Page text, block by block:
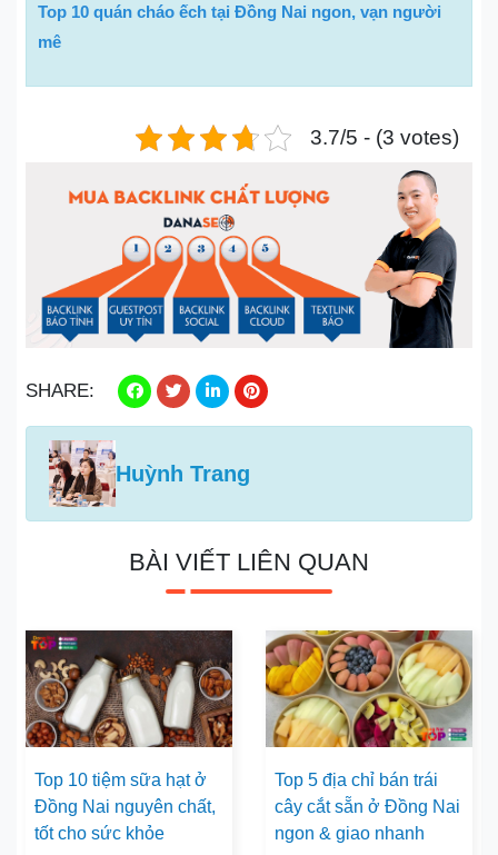
Top 10 quán cháo ếch tại Đồng Nai ngon, vạn người
mê
3.7/5 - (3 votes)
SHARE:
Huỳnh Trang
BÀI VIẾT LIÊN QUAN
Top 10 tiệm sữa hạt ở
Đồng Nai nguyên chất,
tốt cho sức khỏe
Top 5 địa chỉ bán trái
cây cắt sẵn ở Đồng Nai
ngon & giao nhanh